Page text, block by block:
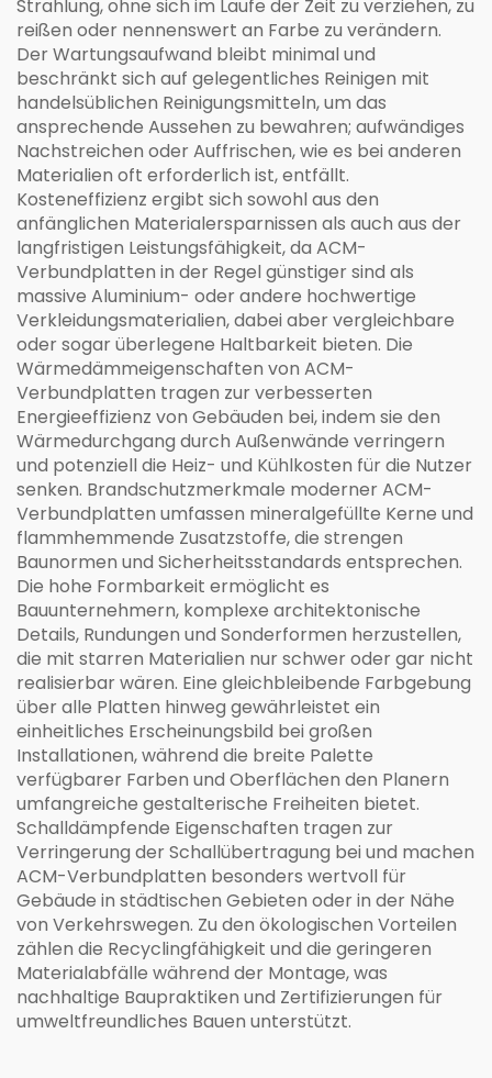
Strahlung, ohne sich im Laufe der Zeit zu verziehen, zu
reißen oder nennenswert an Farbe zu verändern.
Der Wartungsaufwand bleibt minimal und
beschränkt sich auf gelegentliches Reinigen mit
handelsüblichen Reinigungsmitteln, um das
ansprechende Aussehen zu bewahren; aufwändiges
Nachstreichen oder Auffrischen, wie es bei anderen
Materialien oft erforderlich ist, entfällt.
Kosteneffizienz ergibt sich sowohl aus den
anfänglichen Materialersparnissen als auch aus der
langfristigen Leistungsfähigkeit, da ACM-
Verbundplatten in der Regel günstiger sind als
massive Aluminium- oder andere hochwertige
Verkleidungsmaterialien, dabei aber vergleichbare
oder sogar überlegene Haltbarkeit bieten. Die
Wärmedämmeigenschaften von ACM-
Verbundplatten tragen zur verbesserten
Energieeffizienz von Gebäuden bei, indem sie den
Wärmedurchgang durch Außenwände verringern
und potenziell die Heiz- und Kühlkosten für die Nutzer
senken. Brandschutzmerkmale moderner ACM-
Verbundplatten umfassen mineralgefüllte Kerne und
flammhemmende Zusatzstoffe, die strengen
Baunormen und Sicherheitsstandards entsprechen.
Die hohe Formbarkeit ermöglicht es
Bauunternehmern, komplexe architektonische
Details, Rundungen und Sonderformen herzustellen,
die mit starren Materialien nur schwer oder gar nicht
realisierbar wären. Eine gleichbleibende Farbgebung
über alle Platten hinweg gewährleistet ein
einheitliches Erscheinungsbild bei großen
Installationen, während die breite Palette
verfügbarer Farben und Oberflächen den Planern
umfangreiche gestalterische Freiheiten bietet.
Schalldämpfende Eigenschaften tragen zur
Verringerung der Schallübertragung bei und machen
ACM-Verbundplatten besonders wertvoll für
Gebäude in städtischen Gebieten oder in der Nähe
von Verkehrswegen. Zu den ökologischen Vorteilen
zählen die Recyclingfähigkeit und die geringeren
Materialabfälle während der Montage, was
nachhaltige Baupraktiken und Zertifizierungen für
umweltfreundliches Bauen unterstützt.